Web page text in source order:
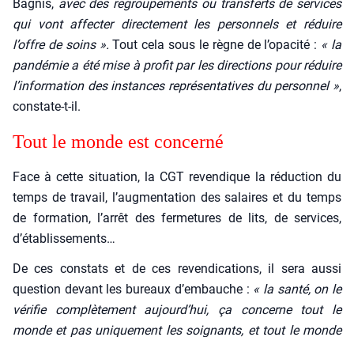
Bagnis, avec des regrou­pe­ments ou trans­ferts de ser­vices
qui vont affec­ter direc­te­ment les per­son­nels et réduire
l’offre de soins ». Tout cela sous le règne de l’opacité : « la
pan­dé­mie a été mise à pro­fit par les direc­tions pour réduire
l’information des ins­tances repré­sen­ta­tives du per­son­nel »,
constate-t-il.
Tout le monde est concer­né
Face à cette situa­tion, la CGT reven­dique la réduc­tion du
temps de tra­vail, l’augmentation des salaires et du temps
de for­ma­tion, l’arrêt des fer­me­tures de lits, de ser­vices,
d’établissements…
De ces constats et de ces reven­di­ca­tions, il sera aus­si
ques­tion devant les bureaux d’embauche : « la san­té, on le
véri­fie com­plè­te­ment aujourd’hui, ça concerne tout le
monde et pas uni­que­ment les soi­gnants, et tout le monde